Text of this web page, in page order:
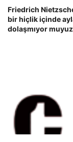
Friedrich
bir hiçlik içinde
dolaşmıyor